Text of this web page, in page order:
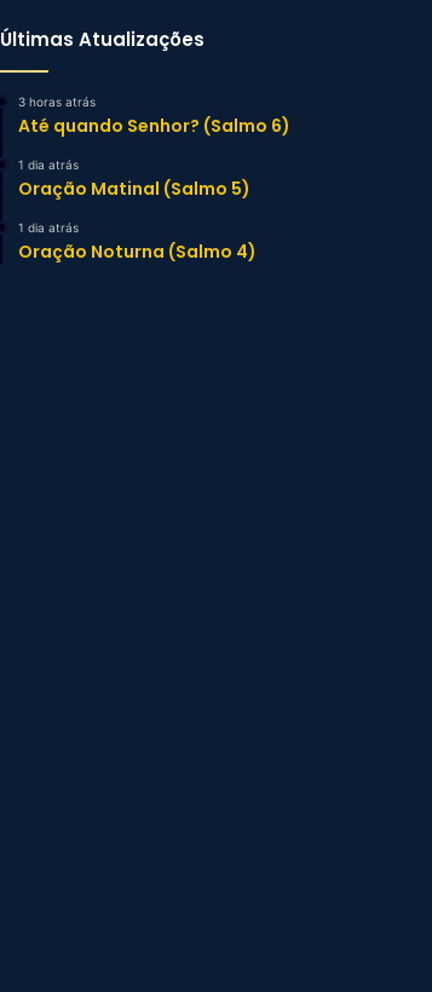
Últimas Atualizações
3 horas atrás
Até quando Senhor? (Salmo 6)
1 dia atrás
Oração Matinal (Salmo 5)
1 dia atrás
Oração Noturna (Salmo 4)